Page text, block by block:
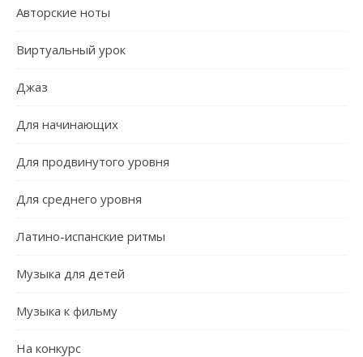
Авторские ноты
Виртуальный урок
Джаз
Для начинающих
Для продвинутого уровня
Для среднего уровня
Латино-испанские ритмы
Музыка для детей
Музыка к фильму
На конкурс